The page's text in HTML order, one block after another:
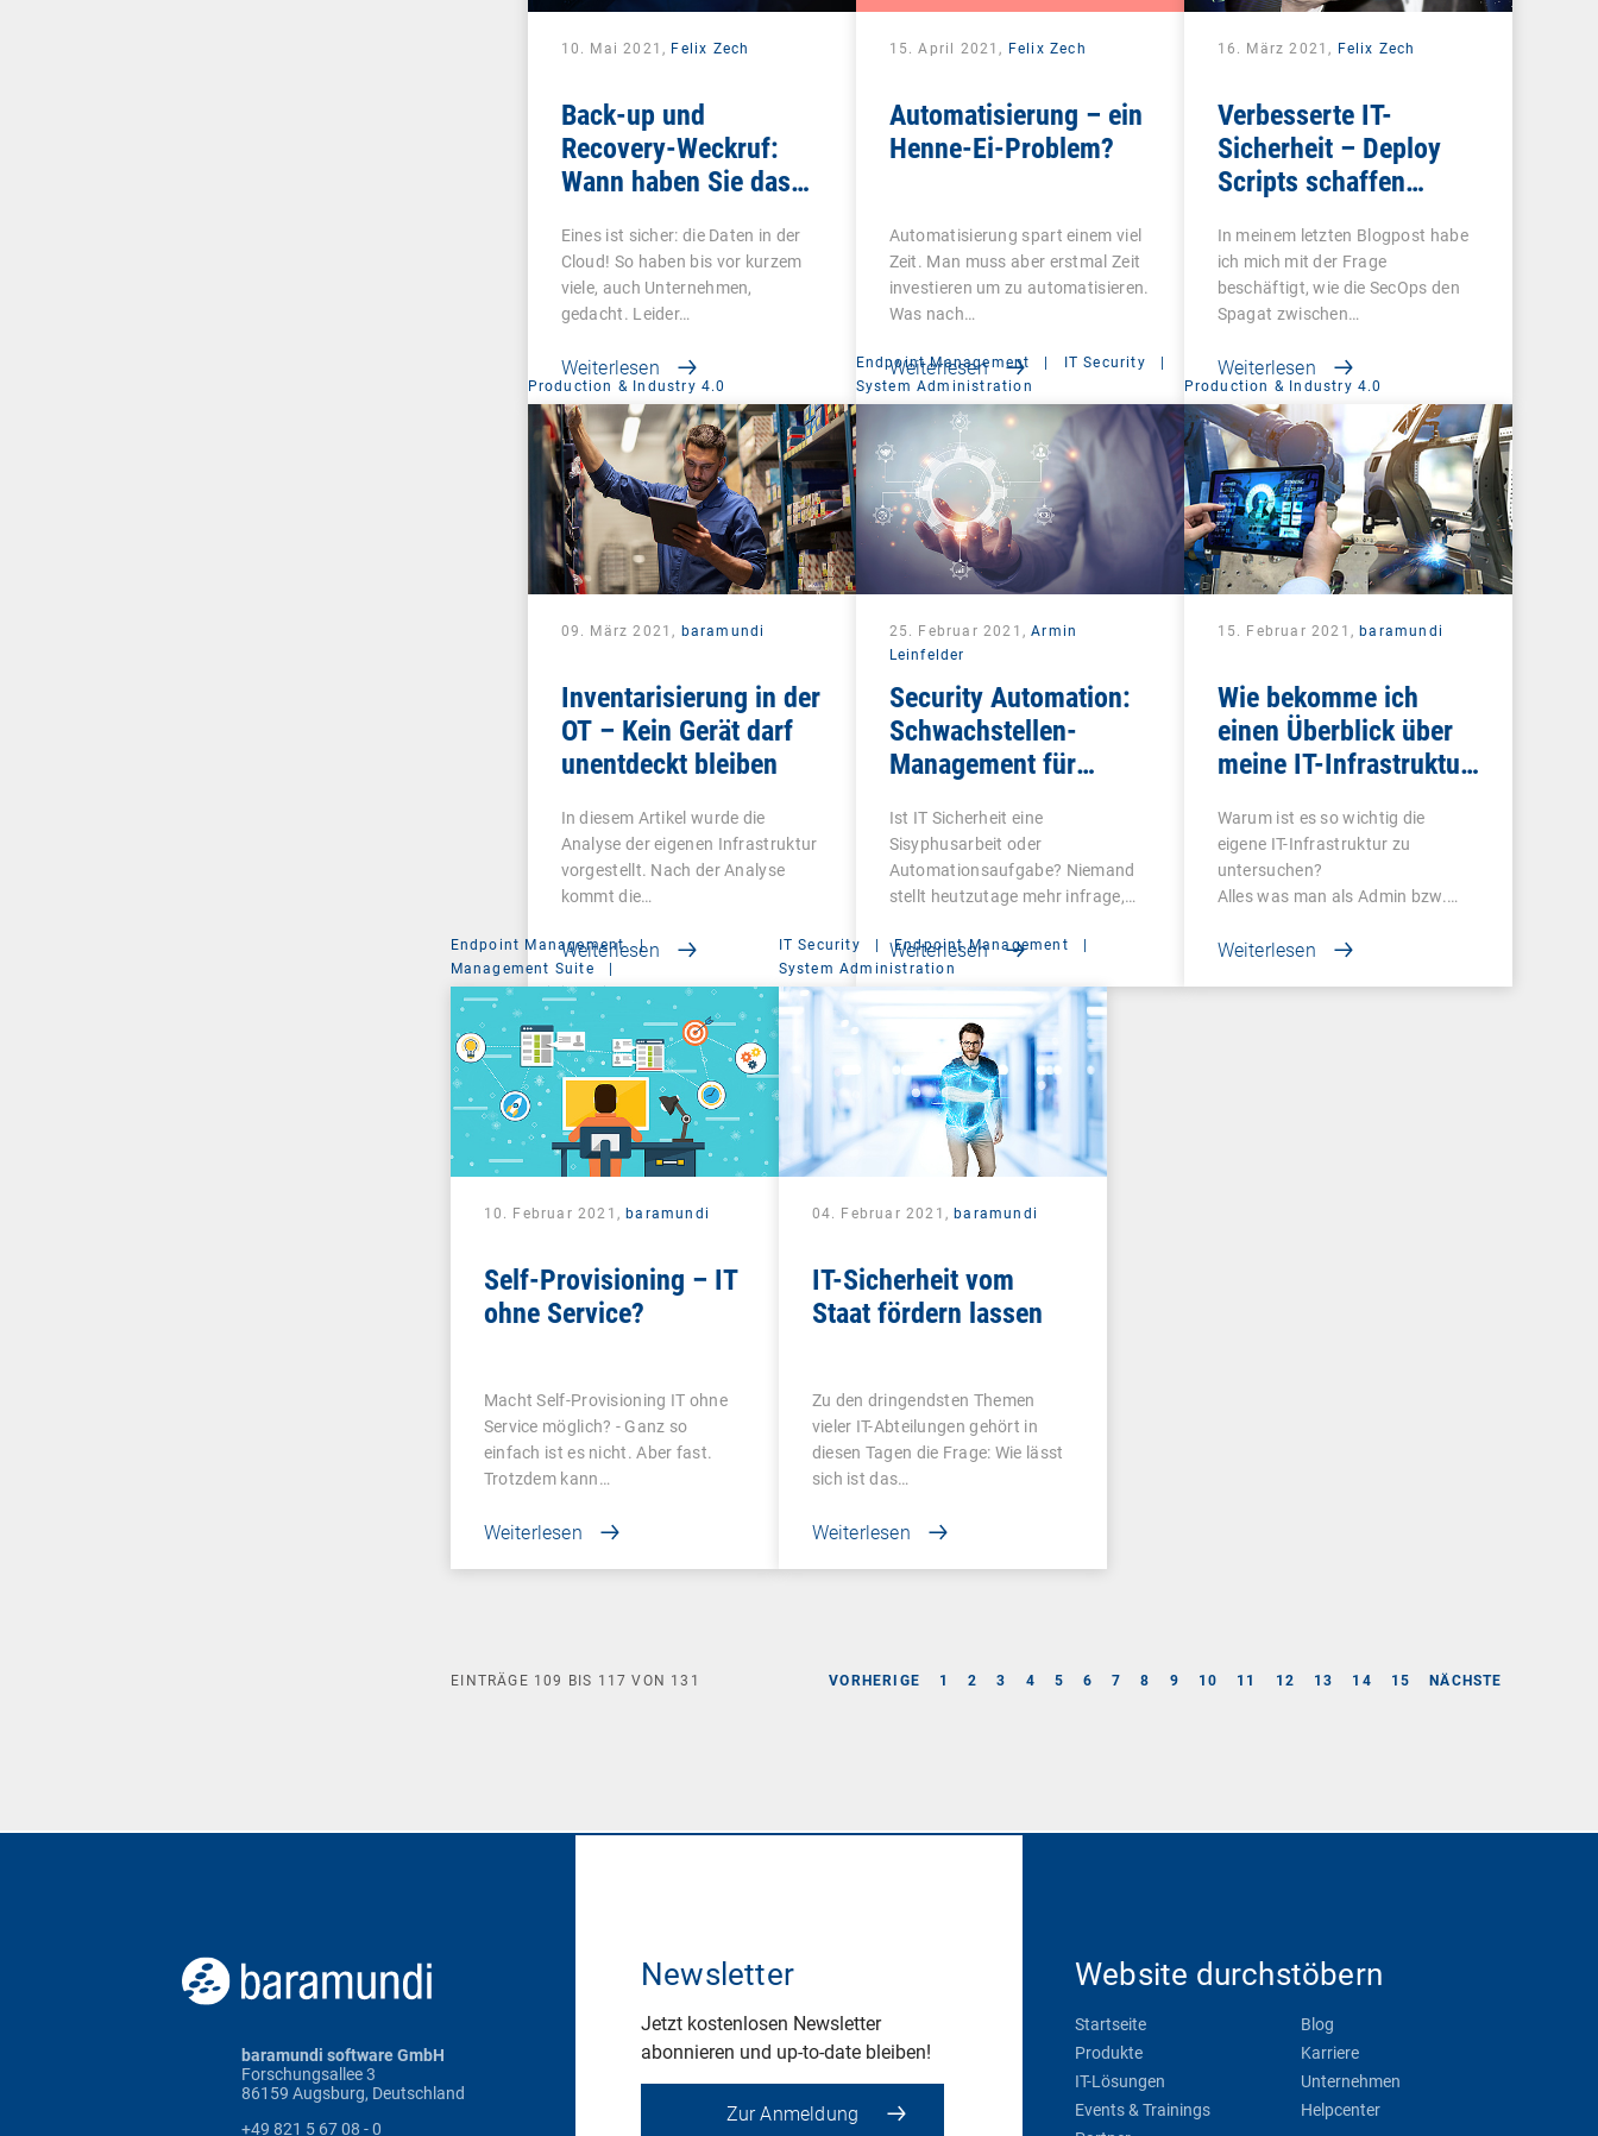
10. Mai 2021, Felix Zech
Back-up und
Recovery-Weckruf:
Wann haben Sie das
Ihre Daten sicher
sind?
Eines ist sicher: die Daten in der
Cloud! So haben bis vor kurzem
viele, auch Unternehmen,
gedacht. Leider…
Weiterlesen
15. April 2021, Felix Zech
Automatisierung – ein
Henne-Ei-Problem?
Automatisierung spart einem viel
Zeit. Man muss aber erstmal Zeit
investieren um zu automatisieren.
Was nach…
Weiterlesen
16. März 2021, Felix Zech
Verbesserte IT-
Sicherheit – Deploy
Scripts schaffen
aktuelle Bedrohungen
In meinem letzten Blogpost habe
ich mich mit der Frage
beschäftigt, wie die SecOps den
Spagat zwischen…
Weiterlesen
Production & Industry 4.0
09. März 2021, baramundi
Inventarisierung in der
OT – Kein Gerät darf
unentdeckt bleiben
In diesem Artikel wurde die
Analyse der eigenen Infrastruktur
vorgestellt. Nach der Analyse
kommt die…
Weiterlesen
Endpoint Management | IT Security
|
System Administration
25. Februar 2021,Armin
Leinfelder
Security Automation:
Schwachstellen-
Management für
Ist IT Sicherheit eine
Sisyphusarbeit oder
Automationsaufgabe? Niemand
stellt heutzutage mehr infrage,
Weiterlesen
Production & Industry 4.0
15. Februar 2021,baramundi
Wie bekomme ich
einen Überblick über
meine IT-Infrastruktur
Produktion?
Warum ist es so wichtig die
eigene IT-Infrastruktur zu
untersuchen?
Alles was man als Admin bzw.…
Weiterlesen
Endpoint Management
|
Management Suite
|
System Administration
10. Februar 2021,baramundi
Self-Provisioning – IT
ohne Service?
Macht Self-Provisioning IT ohne
Service möglich? - Ganz so
einfach ist es nicht. Aber fast.
Trotzdem kann…
Weiterlesen
IT Security | Endpoint Management
|
System Administration
04. Februar 2021,baramundi
IT-Sicherheit vom
Staat fördern lassen
Zu den dringendsten Themen
vieler IT-Abteilungen gehört in
diesen Tagen die Frage: Wie lässt
sich ist das…
Weiterlesen
VORHERIGE 1 2 3 4 5 6 7 8 9 10 11 12 13 14 15 NÄCHSTE
EINTRÄGE 109 BIS 117 VON 131
baramundi software GmbH
Forschungsallee 3
86159 Augsburg, Deutschland
+49 821 5 67 08 - 0
Newsletter
Jetzt kostenlosen Newsletter
abonnieren und up-to-date bleiben!
Zur Anmeldung
Website durchstöbern
Startseite
Produkte
IT-Lösungen
Events & Trainings
Blog
Karriere
Unternehmen
Helpcenter